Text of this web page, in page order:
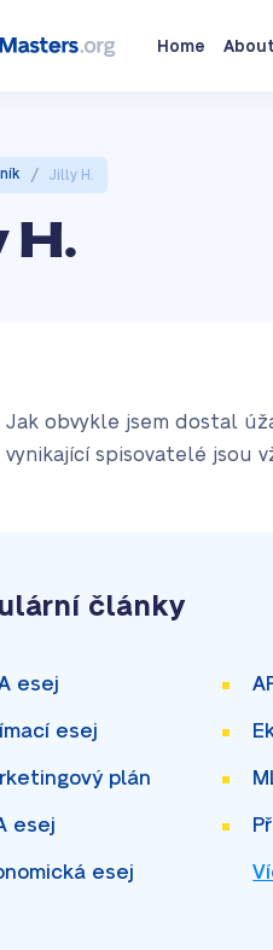
Home About
/ Jilly H.
Jak obvykle jsem dostal
vynikající spisovatelé jsou
články
esej
esej
plán
esej
esej